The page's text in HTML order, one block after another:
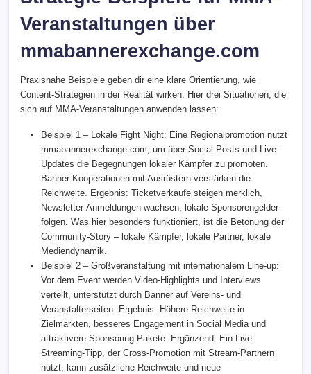
Veranstaltungen über
mmabannerexchange.com
Praxisnahe Beispiele geben dir eine klare Orientierung, wie
Content-Strategien in der Realität wirken. Hier drei Situationen, die
sich auf MMA-Veranstaltungen anwenden lassen:
Beispiel 1 – Lokale Fight Night: Eine Regionalpromotion nutzt
mmabannerexchange.com, um über Social-Posts und Live-
Updates die Begegnungen lokaler Kämpfer zu promoten.
Banner-Kooperationen mit Ausrüstern verstärken die
Reichweite. Ergebnis: Ticketverkäufe steigen merklich,
Newsletter-Anmeldungen wachsen, lokale Sponsorengelder
folgen. Was hier besonders funktioniert, ist die Betonung der
Community-Story – lokale Kämpfer, lokale Partner, lokale
Mediendynamik.
Beispiel 2 – Großveranstaltung mit internationalem Line-up:
Vor dem Event werden Video-Highlights und Interviews
verteilt, unterstützt durch Banner auf Vereins- und
Veranstalterseiten. Ergebnis: Höhere Reichweite in
Zielmärkten, besseres Engagement in Social Media und
attraktivere Sponsoring-Pakete. Ergänzend: Ein Live-
Streaming-Tipp, der Cross-Promotion mit Stream-Partnern
nutzt, kann zusätzliche Reichweite und neue